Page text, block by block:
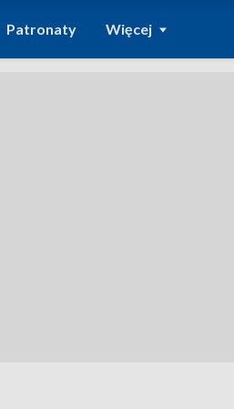
Patronaty Więcej